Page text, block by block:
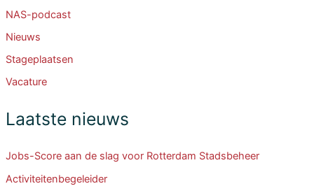
NAS-podcast
Nieuws
Stageplaatsen
Vacature
Laatste nieuws
Jobs-Score aan de slag voor Rotterdam Stadsbeheer
Activiteitenbegeleider